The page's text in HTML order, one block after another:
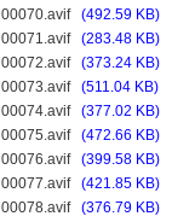
00070.avif (492.59 KB)
00071.avif (283.48 KB)
00072.avif (373.24 KB)
00073.avif (511.04 KB)
00074.avif (377.02 KB)
00075.avif (472.66 KB)
00076.avif (399.58 KB)
00077.avif (421.85 KB)
00078.avif (376.79 KB)